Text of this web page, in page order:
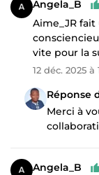
Angela_B
Aime_JR
vite pour la
12 déc. 2025 à
Réponse
Merci à
Angela_B